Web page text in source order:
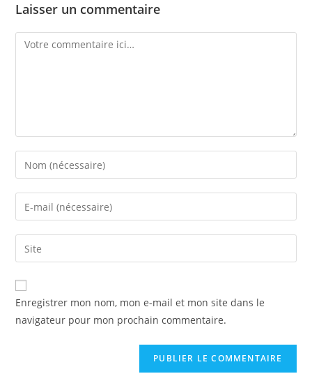
Laisser un commentaire
Enregistrer mon nom, mon e-mail et mon site dans le
navigateur pour mon prochain commentaire.